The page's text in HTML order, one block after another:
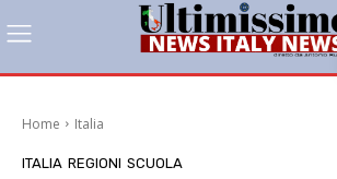
Home Italia
ITALIA REGIONI SCUOLA